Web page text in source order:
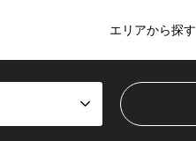
エリアから探す